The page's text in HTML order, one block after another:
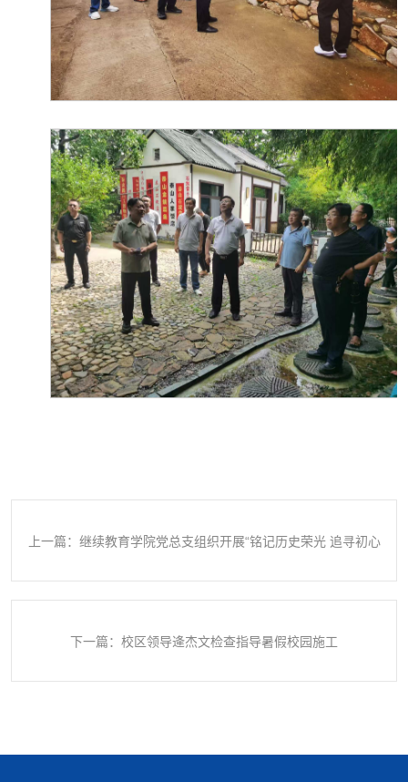
上一篇：继续教育学院党总支组织开展“铭记历史荣光 追寻初心
下一篇：校区领导逄杰文检查指导暑假校园施工